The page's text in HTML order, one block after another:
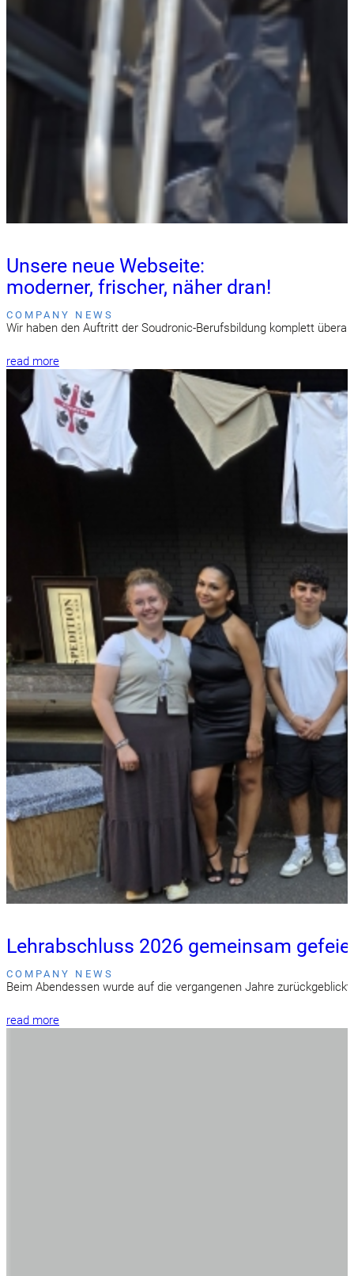
Unsere neue Webseite:
moderner, frischer, näher dran!
COMPANY NEWS
Wir haben den Auftritt der Soudronic-Berufsbildung komplett
read more
Lehrabschluss 2026 gemeinsam
COMPANY NEWS
Beim Abendessen wurde auf die vergangenen Jahre
read more